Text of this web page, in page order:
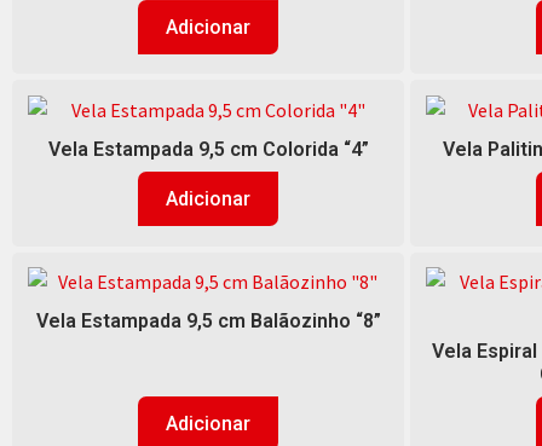
Adicionar
Vela Estampada 9,5 cm Colorida “4”
Adicionar
Vela
Vela Estampada 9,5 cm Balãozinho “8”
Adicionar
Vela